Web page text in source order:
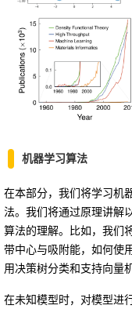
机器学习算法
在本部分，我们将学习机
法。我们将通过原理讲解
算法的理解。比如，我们
带中心与吸附能，如何使
用决策树分类和支持向量
在未知模型时，对模型进